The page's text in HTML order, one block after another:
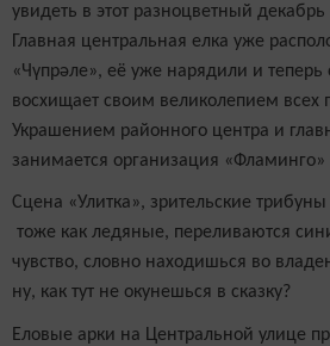
увидеть в этот разноцветный
Главная центральная елка уже
«Чүпрәле», её уже нарядили и теперь
восхищает своим великолепием всех
Украшением районного центра и
занимается организация
Сцена «Улитка», зрительские
тоже как ледяные, переливаются
чувство, словно находишься во
ну, как тут не окунешься в сказку?
Еловые арки на Центральной улице